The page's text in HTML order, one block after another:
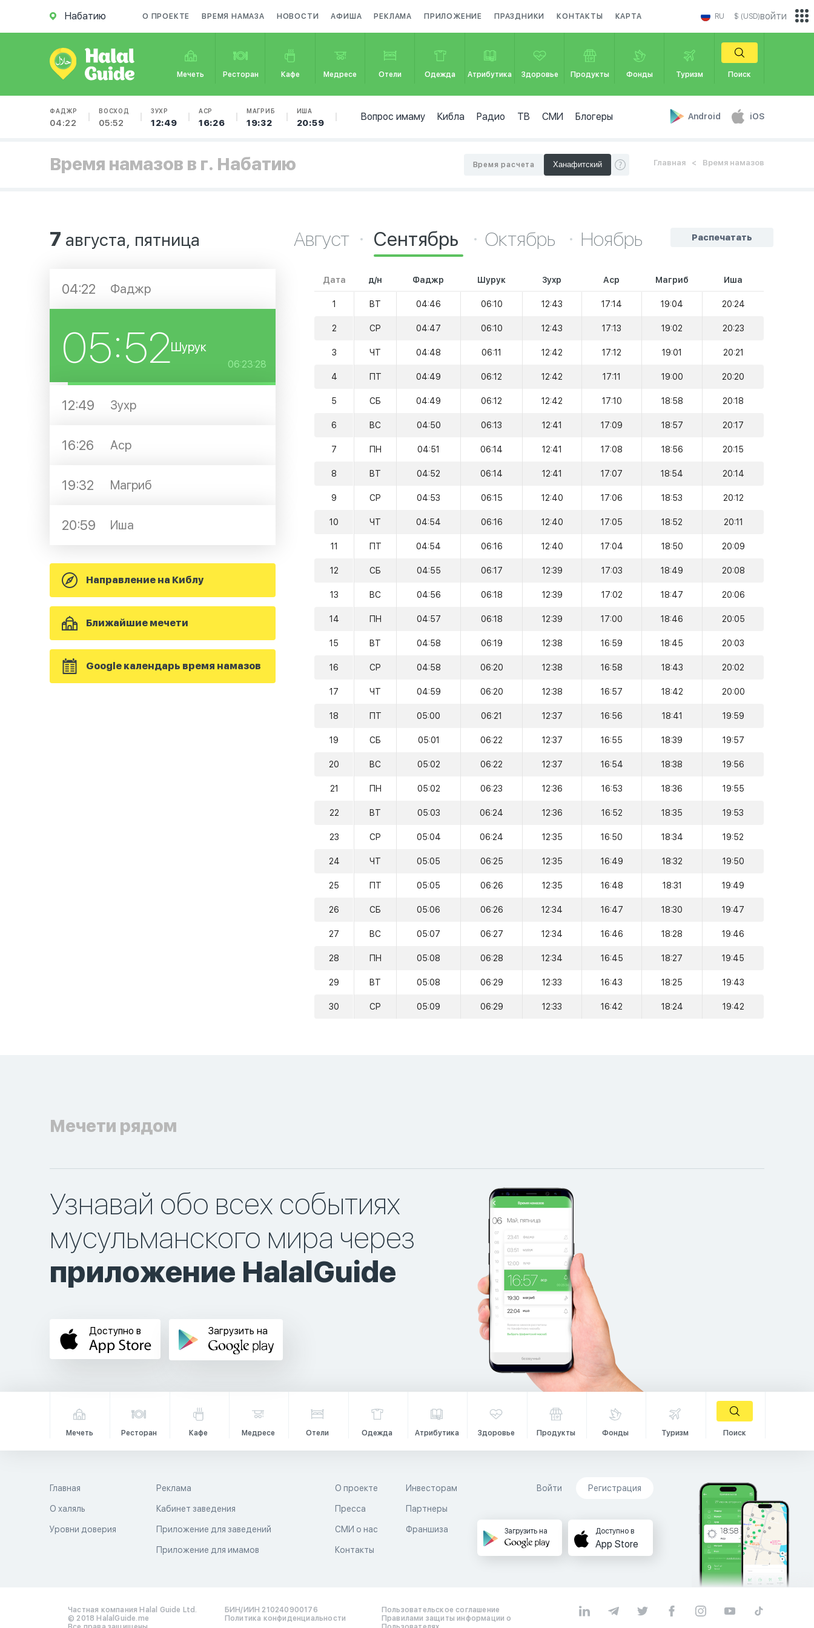
Набатию О ПРОЕКТЕ ВРЕМЯ НАМАЗА НОВОСТИ АФИША РЕКЛАМА ПРИЛОЖЕНИЕ ПРАЗДНИКИ КОНТАКТЫ КАРТА RU $ (USD)
Мечеть Ресторан Кафе Медресе Отели Одежда Атрибутика Здоровье Продукты Фонды Туризм Поиск
ФАДЖР
04:22
ВОСХОД
05:52
ЗУХР
12:49
АСР
16:26
МАГРИБ
19:32
ИША
20:59
Вопрос имаму Кибла Радио ТВ СМИ Блогеры Android iOS
войти
Время намазов в г. Набатию Главная Время намазов
Время расчета
7 августа, пятница
04:22 Фаджр
05:52Шурук
06:23:28
12:49 Зухр
16:26 Аср
19:32 Магриб
20:59 Иша
Направление на Киблу
Ближайшие мечети
Google календарь время намазов
Распечатать
Август Сентябрь Октябрь Ноябрь
Дата д/н Фаджр Шурук Зухр Аср Магриб Иша
1 ВТ 04:46 06:10 12:43 17:14 19:04 20:24
2 СР 04:47 06:10 12:43 17:13 19:02 20:23
3 ЧТ 04:48 06:11 12:42 17:12 19:01 20:21
4 ПТ 04:49 06:12 12:42 17:11 19:00 20:20
5 СБ 04:49 06:12 12:42 17:10 18:58 20:18
6 ВС 04:50 06:13 12:41 17:09 18:57 20:17
7 ПН 04:51 06:14 12:41 17:08 18:56 20:15
8 ВТ 04:52 06:14 12:41 17:07 18:54 20:14
9 СР 04:53 06:15 12:40 17:06 18:53 20:12
10 ЧТ 04:54 06:16 12:40 17:05 18:52 20:11
11 ПТ 04:54 06:16 12:40 17:04 18:50 20:09
12 СБ 04:55 06:17 12:39 17:03 18:49 20:08
13 ВС 04:56 06:18 12:39 17:02 18:47 20:06
14 ПН 04:57 06:18 12:39 17:00 18:46 20:05
15 ВТ 04:58 06:19 12:38 16:59 18:45 20:03
16 СР 04:58 06:20 12:38 16:58 18:43 20:02
17 ЧТ 04:59 06:20 12:38 16:57 18:42 20:00
18 ПТ 05:00 06:21 12:37 16:56 18:41 19:59
19 СБ 05:01 06:22 12:37 16:55 18:39 19:57
20 ВС 05:02 06:22 12:37 16:54 18:38 19:56
21 ПН 05:02 06:23 12:36 16:53 18:36 19:55
22 ВТ 05:03 06:24 12:36 16:52 18:35 19:53
23 СР 05:04 06:24 12:35 16:50 18:34 19:52
24 ЧТ 05:05 06:25 12:35 16:49 18:32 19:50
25 ПТ 05:05 06:26 12:35 16:48 18:31 19:49
26 СБ 05:06 06:26 12:34 16:47 18:30 19:47
27 ВС 05:07 06:27 12:34 16:46 18:28 19:46
28 ПН 05:08 06:28 12:34 16:45 18:27 19:45
29 ВТ 05:08 06:29 12:33 16:43 18:25 19:43
30 СР 05:09 06:29 12:33 16:42 18:24 19:42
Мечети рядом
Узнавай обо всех событиях
мусульманского мира через
приложение HalalGuide
Доступно в Загрузить на
Мечеть Ресторан Кафе Медресе Отели Одежда Атрибутика Здоровье Продукты Фонды Туризм Поиск
Главная
О халяль
Уровни доверия
Реклама
Кабинет заведения
Приложение для заведений
Приложение для имамов
О проекте
Пресса
СМИ о нас
Контакты
Инвесторам
Партнеры
Франшиза
Войти Регистрация
Загрузить на Доступно в
App Store
Частная компания Halal Guide Ltd.
© 2018 HalalGuide.me
БИН/ИИН 210240900176
Политика конфиденциальности
Пользовательское соглашение
Правилами защиты информации о